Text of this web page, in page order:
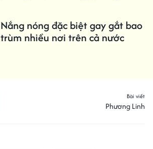
Nắng nóng đặc biệt gay gắt bao
trùm nhiều nơi trên cả nước
Bài viết
Phương Linh